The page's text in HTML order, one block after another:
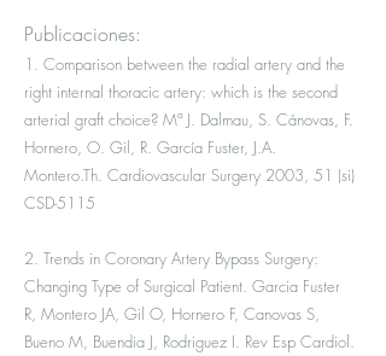
Publicaciones:
1. Comparison between the radial artery and the
right internal thoracic artery: which is the second
arterial graft choice? Mª J. Dalmau, S. Cánovas, F.
Hornero, O. Gil, R. García Fuster, J.A.
Montero.Th. Cardiovascular Surgery 2003, 51 (si)
CSD-5115
2. Trends in Coronary Artery Bypass Surgery:
Changing Type of Surgical Patient. Garcia Fuster
R, Montero JA, Gil O, Hornero F, Canovas S,
Bueno M, Buendia J, Rodriguez I. Rev Esp Cardiol.